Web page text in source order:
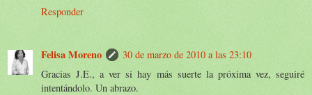
Responder
Felisa Moreno
30 de marzo de 2010 a las 23:10
Gracias J.E., a ver si hay más suerte la próxima vez, seguiré
intentándolo. Un abrazo.